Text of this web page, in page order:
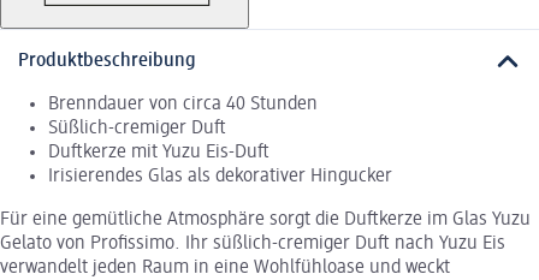
Produktbeschreibung
Brenndauer von circa 40 Stunden
Süßlich-cremiger Duft
Duftkerze mit Yuzu Eis-Duft
Irisierendes Glas als dekorativer Hingucker
Für eine gemütliche Atmosphäre sorgt die Duftkerze im Glas Yuzu
Gelato von Profissimo. Ihr süßlich-cremiger Duft nach Yuzu Eis
verwandelt jeden Raum in eine Wohlfühloase und weckt